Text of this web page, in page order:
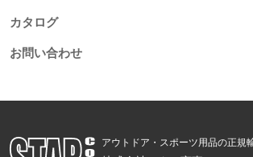
カタログ
お問い合わせ
アウトドア・スポーツ用品の正規